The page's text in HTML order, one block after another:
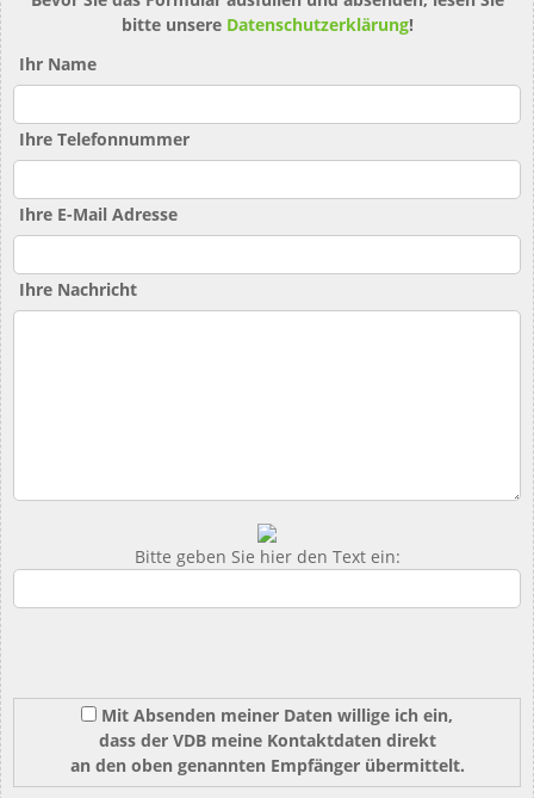
bitte unsere Datenschutzerklärung!
Ihr Name
Ihre Telefonnummer
Ihre E-Mail Adresse
Ihre Nachricht
Bitte geben Sie hier den Text ein:
Mit Absenden meiner Daten willige ich ein,
dass der VDB meine Kontaktdaten direkt
an den oben genannten Empfänger übermittelt.